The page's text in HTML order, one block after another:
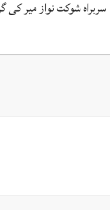
سربراہ شوکت نواز میر کی